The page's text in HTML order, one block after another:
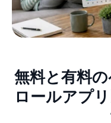
無料と有料
ロールアプ